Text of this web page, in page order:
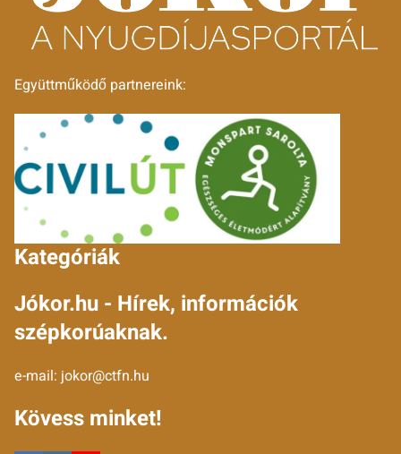
Együttműködő partnereink:
Kategóriák
Jókor.hu - Hírek, információk
szépkorúaknak.
e-mail: jokor@ctfn.hu
Kövess minket!